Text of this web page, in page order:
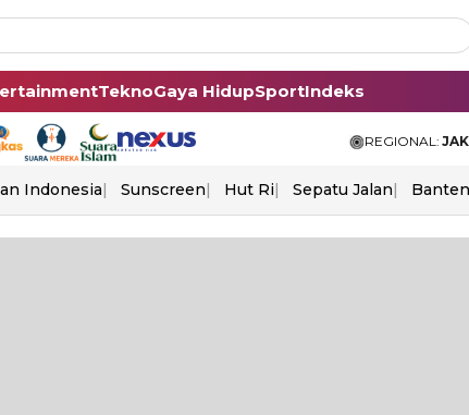
TeknoGaya HidupSportIndeks
REGIONAL:
Indonesia Sunscreen Hut Ri Sepatu Jalan Banten